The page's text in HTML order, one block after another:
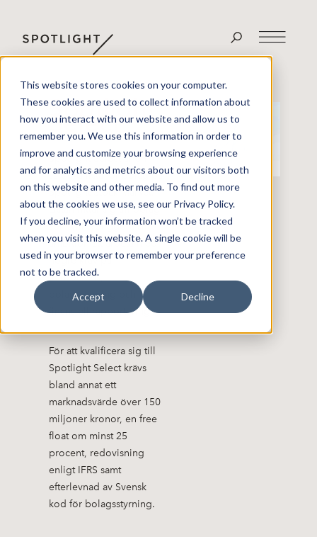
This website stores cookies on your computer.
These cookies are used to collect information about
how you interact with our website and allow us to
remember you. We use this information in order to
improve and customize your browsing experience
and for analytics and metrics about our visitors both
on this website and other media. To find out more
about the cookies we use, see our Privacy Policy.
If you decline, your information won’t be tracked
when you visit this website. A single cookie will be
used in your browser to remember your preference
not to be tracked.
Accept Decline
Spotlight
Select
Spotlight Select är en
särskild lista för bolag på
Spotlight Stock Market.
Listan riktar sig till bolag
som vill tydliggöra sin
ambition att arbeta med
högre krav på
transparens,
bolagsstyrning och
finansiell rapportering.
För att kvalificera sig till
Spotlight Select krävs
bland annat ett
marknadsvärde över 150
miljoner kronor, en free
float om minst 25
procent, redovisning
enligt IFRS samt
efterlevnad av Svensk
kod för bolagsstyrning.